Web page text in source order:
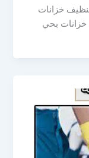
خزانات
بحي